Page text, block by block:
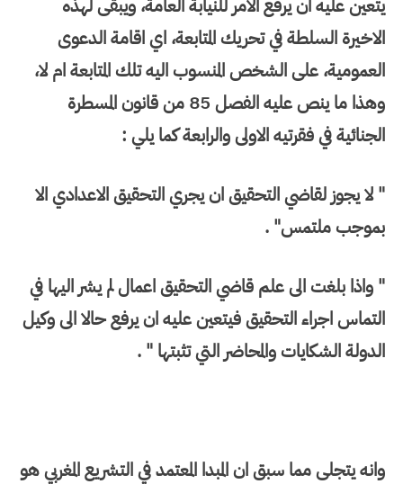
يتعين عليه ان يرفع الامر للنيابة العامة، ويبقى لهذه
الاخيرة السلطة في تحريك المتابعة، اي اقامة الدعوى
العمومية، على الشخص المنسوب اليه تلك المتابعة ام لا،
وهذا ما ينص عليه الفصل 85 من قانون المسطرة
الجنائية في فقرتيه الاولى والرابعة كما يلي :
" لا يجوز لقاضي التحقيق ان يجري التحقيق الاعدادي الا
بموجب ملتمس" .
" واذا بلغت الى علم قاضي التحقيق اعمال لم يشر اليها في
التماس اجراء التحقيق فيتعين عليه ان يرفع حالا الى وكيل
الدولة الشكايات والمحاضر التي تثبتها " .
وانه يتجلى مما سبق ان المبدا المعتمد في التشريع المغربي هو